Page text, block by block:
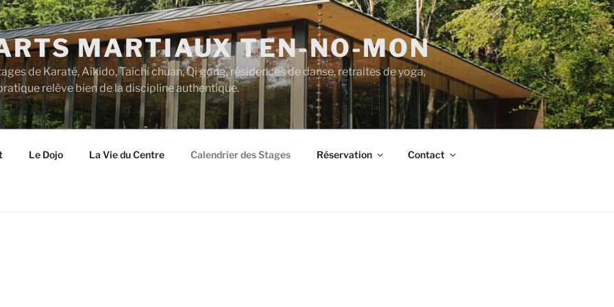
MARTIAUX TEN-NO-MON
de Karaté, Aïkido, Taichi chuan, Qi gong, résidences de danse, retraites de yoga,
relève bien de la discipline authentique.
Le Dojo La Vie du Centre Calendrier des Stages Réservation Contact